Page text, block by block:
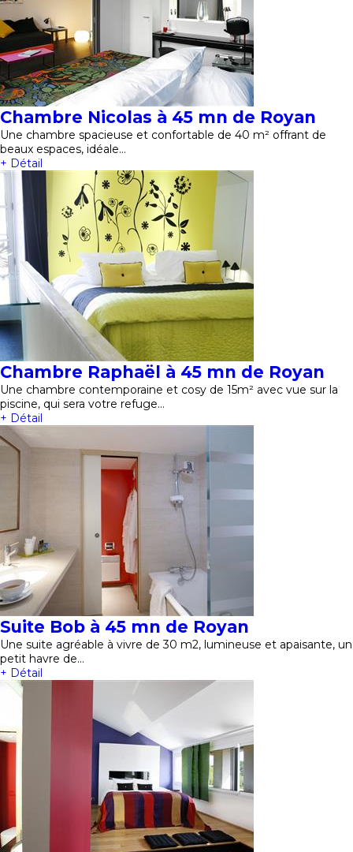
Chambre Nicolas à 45 mn de Royan
Une chambre spacieuse et confortable de 40 m² offrant de
beaux espaces, idéale…
+ Détail
Chambre Raphaël à 45 mn de Royan
Une chambre contemporaine et cosy de 15m² avec vue sur la
piscine, qui sera votre refuge…
+ Détail
Suite Bob à 45 mn de Royan
Une suite agréable à vivre de 30 m2, lumineuse et apaisante, un
petit havre de…
+ Détail